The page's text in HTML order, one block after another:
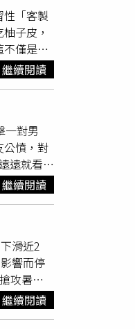
姊」離
，偶爾
臉書，
「客製
子皮，
僅是節
園，與可
大口品嘗
地上啃
鼻浣熊
紅蘿蔔
不吃紅蘿
及大麥
邊玩邊
又玩。壽
往，可
養計畫
繼續閱讀
一對男
公憤，對
遠遠就看到
讓網友留
被猴子
雄市野
為，
罰鍰金
繼續閱讀
滑近2
響而停
攻暑假
暢玩、
光熱潮。
繼續閱讀